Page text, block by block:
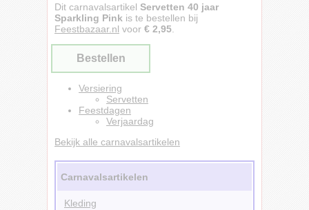
Dit carnavalsartikel Servetten 40 jaar
Sparkling Pink is te bestellen bij
Feestbazaar.nl voor € 2,95
Bestellen
Versiering
Servetten
Feestdagen
Verjaardag
Bekijk alle carnavalsartikelen
Carnavalsartikelen
Kleding